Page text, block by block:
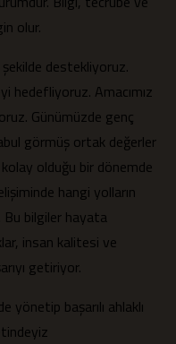
olur.
destekliyoruz.
hedefliyoruz. Amacımız
Günümüzde genç
görmüş ortak değerler
olduğu bir dönemde
hangi yolların
Bu bilgiler hayata
insan kalitesi ve
getiriyor.
yönetip başarılı ahlaklı